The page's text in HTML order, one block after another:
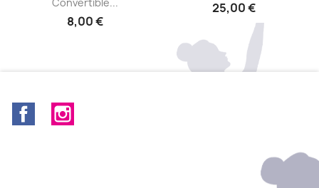
8,00 €
25,00 €
Facebook